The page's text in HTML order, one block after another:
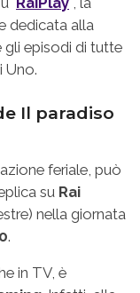
dedicata alla
gli episodi di tutte
Uno.
Il paradiso
feriale, può
su Rai
nella giornata
.
in TV, è